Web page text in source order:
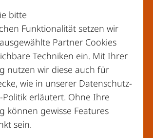
Vorpommern
bitte
Funktionalität setzen wir
Partner Cookies
Techniken ein. Mit Ihrer
nutzen wir diese auch für
wie in unserer Datenschutz-
Politik erläutert. Ohne Ihre
können gewisse Features
sein.